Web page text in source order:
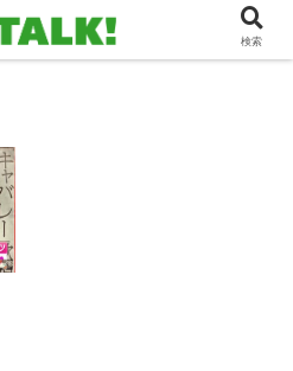
検索